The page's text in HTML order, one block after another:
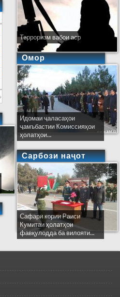
Терроризм вабои аср
Омор
Идомаи ҷаласаҳои
ҷамъбастии Комиссияҳои
ҳолатҳои...
Сарбози наҷот
Сафари кории Раиси
Кумитаи ҳолатҳои
фавқулодда ба вилояти...